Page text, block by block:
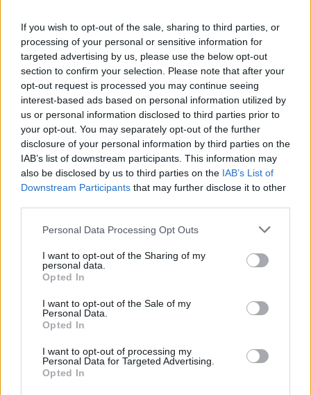
If you wish to opt-out of the sale, sharing to third parties, or
processing of your personal or sensitive information for
targeted advertising by us, please use the below opt-out
section to confirm your selection. Please note that after your
opt-out request is processed you may continue seeing
interest-based ads based on personal information utilized by
us or personal information disclosed to third parties prior to
your opt-out. You may separately opt-out of the further
disclosure of your personal information by third parties on the
IAB’s list of downstream participants. This information may
also be disclosed by us to third parties on the IAB’s List of
Downstream Participants that may further disclose it to other
Personal Data Processing Opt Outs
I want to opt-out of the Sharing of my
personal data.
Opted In
I want to opt-out of the Sale of my
Personal Data.
Opted In
I want to opt-out of processing my
Personal Data for Targeted Advertising.
Opted In
Σπάνιο μαύρο «διαβολόψαρο» από τα
βάθη του ωκεανού, για πρώτη φορά στο
φως της ημέρας
12 Φεβρουαρίου 2025 15:50